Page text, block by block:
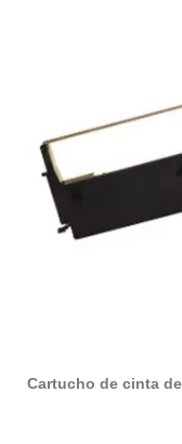
Cartucho de cinta